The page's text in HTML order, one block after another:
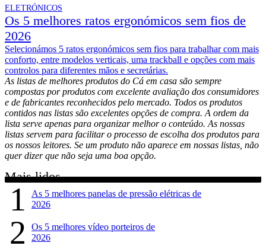
ELETRÓNICOS
Os 5 melhores ratos ergonómicos sem fios de
2026
Selecionámos 5 ratos ergonómicos sem fios para trabalhar com mais
conforto, entre modelos verticais, uma trackball e opções com mais
controlos para diferentes mãos e secretárias.
As listas de melhores produtos do Cá em casa são sempre
compostas por produtos com excelente avaliação dos consumidores
e de fabricantes reconhecidos pelo mercado. Todos os produtos
contidos nas listas são excelentes opções de compra. A ordem da
lista serve apenas para organizar melhor o conteúdo. As nossas
listas servem para facilitar o processo de escolha dos produtos para
os nossos leitores. Se um produto não aparece em nossas listas, não
quer dizer que não seja uma boa opção.
Mais lidos
1
As 5 melhores panelas de pressão elétricas de
2026
2
Os 5 melhores vídeo porteiros de
2026